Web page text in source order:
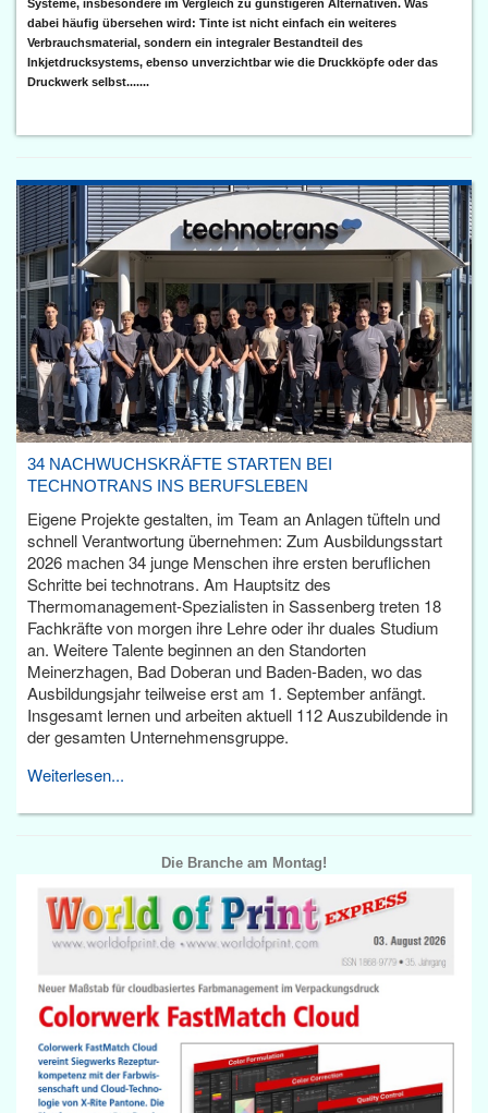
Systeme, insbesondere im Vergleich zu günstigeren Alternativen. Was
dabei häufig übersehen wird: Tinte ist nicht einfach ein weiteres
Verbrauchsmaterial, sondern ein integraler Bestandteil des
Inkjetdrucksystems, ebenso unverzichtbar wie die Druckköpfe oder das
Druckwerk selbst.......
34 NACHWUCHSKRÄFTE STARTEN BEI
TECHNOTRANS INS BERUFSLEBEN
Eigene Projekte gestalten, im Team an Anlagen tüfteln und
schnell Verantwortung übernehmen: Zum Ausbildungsstart
2026 machen 34 junge Menschen ihre ersten beruflichen
Schritte bei technotrans. Am Hauptsitz des
Thermomanagement-Spezialisten in Sassenberg treten 18
Fachkräfte von morgen ihre Lehre oder ihr duales Studium
an. Weitere Talente beginnen an den Standorten
Meinerzhagen, Bad Doberan und Baden-Baden, wo das
Ausbildungsjahr teilweise erst am 1. September anfängt.
Insgesamt lernen und arbeiten aktuell 112 Auszubildende in
der gesamten Unternehmensgruppe.
Weiterlesen...
Die Branche am Montag!